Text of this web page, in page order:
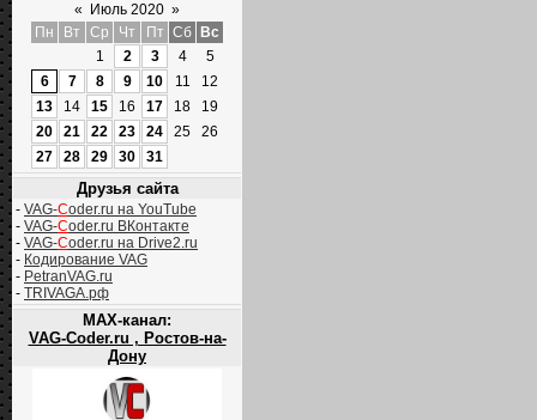
« Июль 2020 »
Пн
Вт Ср Чт Пт Сб
Вс
1
2 3 4
5
6
7 8 9 10 11
12
13
14 15 16 17 18
19
20
21 22 23 24 25
26
27
28 29 30 31
Друзья сайта
- VAG-Coder.ru на YouTube
- VAG-Coder.ru ВКонтакте
- VAG-Coder.ru на Drive2.ru
- Кодирование VAG
- PetranVAG.ru
- TRIVAGA.рф
MAX-канал:
VAG-Coder.ru , Ростов-на-
Дону